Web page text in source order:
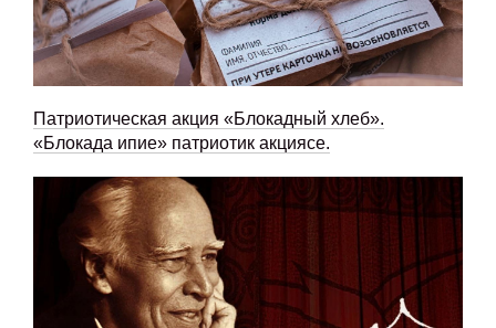
Патриотическая акция «Блокадный хлеб».
«Блокада ипие» патриотик акциясе.